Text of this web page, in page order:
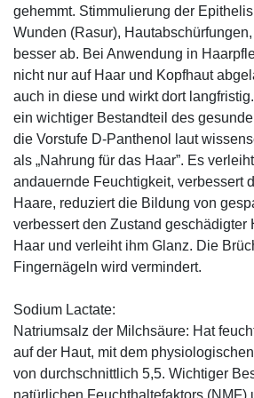
gehemmt. Stimmulierung der
Wunden (Rasur),
besser ab. Bei Anwendung in
nicht nur auf Haar und Kopfhaut
auch in diese und wirkt dort
ein wichtiger Bestandteil des
die Vorstufe D-Panthenol laut
als „Nahrung für das Haar”. Es
andauernde Feuchtigkeit, verbessert
Haare, reduziert die Bildung von
verbessert den Zustand geschädigter
Haar und verleiht ihm Glanz. Die
Fingernägeln wird vermindert.
Sodium Lactate:
Natriumsalz der Milchsäure: Hat
auf der Haut, mit dem
von durchschnittlich 5,5. Wichtiger
natürlichen Feuchthaltefaktors (NMF)